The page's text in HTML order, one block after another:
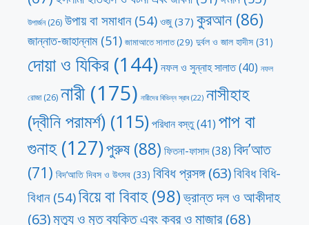
উপার্জন(26) উপায় বা সমাধান(54) ওজু (37) কুরআন(86)
জান্নাত-জাহান্নাম(51) জামাআতে সালাত(29) দুর্বল ও জাল হাদীস (31)
দোয়া ও যিকির (144)নফল ও সুন্নাহ সালাত(40) নফল
রোজা(26) নারী(175) নারীদের বিভিন্ন স্রাব(22) নাসীহাহ
(দ্বীনি পরামর্শ) (115)পরিধান বস্তু(41) পাপ বা
গুনাহ(127)পুরুষ(88) ফিতনা-ফাসাদ(38) বিদ’আত
(71) বিদ’আতি দিবস ও উৎসব (33) বিবিধ প্রসঙ্গ(63)বিবিধ বিধি-
বিধান(54)বিয়ে বা বিবাহ (98)ভ্রান্ত দল ও আকীদাহ
(63)মৃত্যু ও মৃত ব্যক্তি এবং কবর ও মাজার(68)